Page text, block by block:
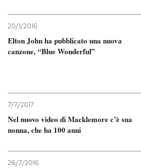
20/1/2016
Elton John ha pubblicato una nuova
canzone, “Blue Wonderful”
7/7/2017
Nel nuovo video di Macklemore c’è sua
nonna, che ha 100 anni
26/7/2016